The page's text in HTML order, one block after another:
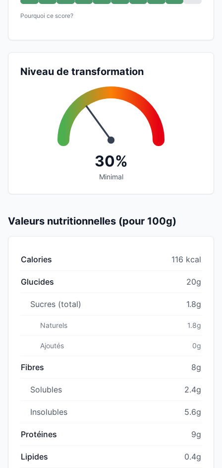
Pourquoi ce score?
Niveau de transformation
30%
Minimal
Valeurs nutritionnelles (pour 100g)
Calories 116 kcal
Glucides 20g
Sucres (total) 1.8g
Naturels 1.8g
Ajoutés 0g
Fibres 8g
Solubles 2.4g
Insolubles 5.6g
Protéines 9g
Lipides 0.4g